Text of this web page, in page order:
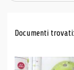
Documenti